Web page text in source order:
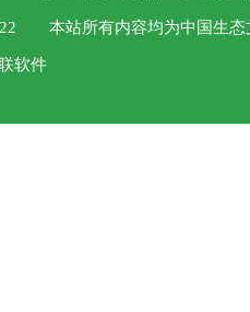
本站所有内容均为中国生态文
软件